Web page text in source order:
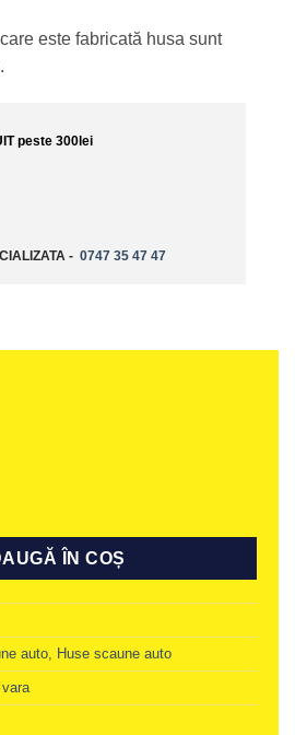
este fabricată husa sunt
peste 300lei
- 0747 35 47 47
din bambus Minikid 3, Minikid 4 și
ÎN COȘ
auto Huse scaune auto